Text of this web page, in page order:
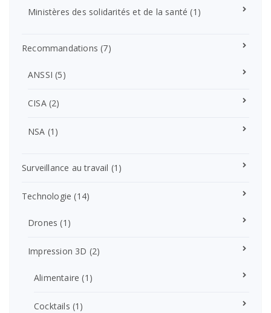
Ministères des solidarités et de la santé (1)
Recommandations (7)
ANSSI (5)
CISA(2)
NSA (1)
Surveillance au travail (1)
Technologie (14)
Drones (1)
Impression 3D (2)
Alimentaire (1)
Cocktails (1)